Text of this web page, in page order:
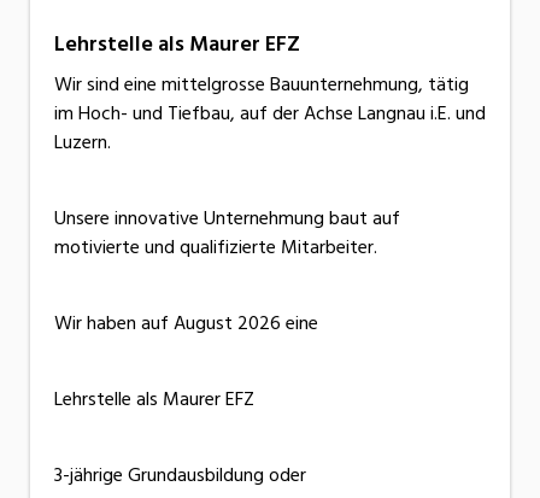
Lehrstelle als Maurer EFZ
Wir sind eine mittelgrosse Bauunternehmung, tätig
im Hoch- und Tiefbau, auf der Achse Langnau i.E. und
Luzern.
Unsere innovative Unternehmung baut auf
motivierte und qualifizierte Mitarbeiter.
Wir haben auf August 2026 eine
Lehrstelle als Maurer EFZ
3-jährige Grundausbildung oder